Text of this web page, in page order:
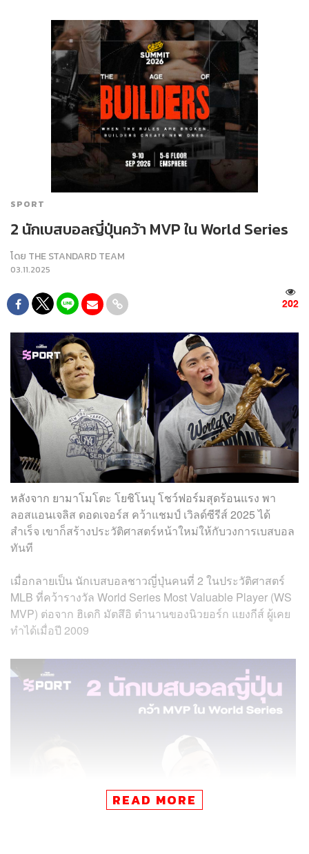
SPORT
2 นักเบสบอลญี่ปุ่นคว้า MVP ใน World Series
โดย THE STANDARD TEAM
03.11.2025
202
หลังจาก ยามาโมโตะ โยชิโนบุ โชว์ฟอร์มสุดร้อนแรง พา
ลอสแอนเจลิส ดอดเจอร์ส คว้าแชมป์ เวิลด์ซีรีส์ 2025 ได้
สำเร็จ เขาก็สร้างประวัติศาสตร์หน้าใหม่ให้กับวงการเบสบอล
ทันที
เมื่อกลายเป็น นักเบสบอลชาวญี่ปุ่นคนที่ 2 ในประวัติศาสตร์
MLB ที่คว้ารางวัล World Series Most Valuable Player (WS
MVP) ต่อจาก ฮิเดกิ มัตสึอิ ตำนานของนิวยอร์ก แยงกีส์ ผู้เคย
ทำได้เมื่อปี 2009
READ MORE